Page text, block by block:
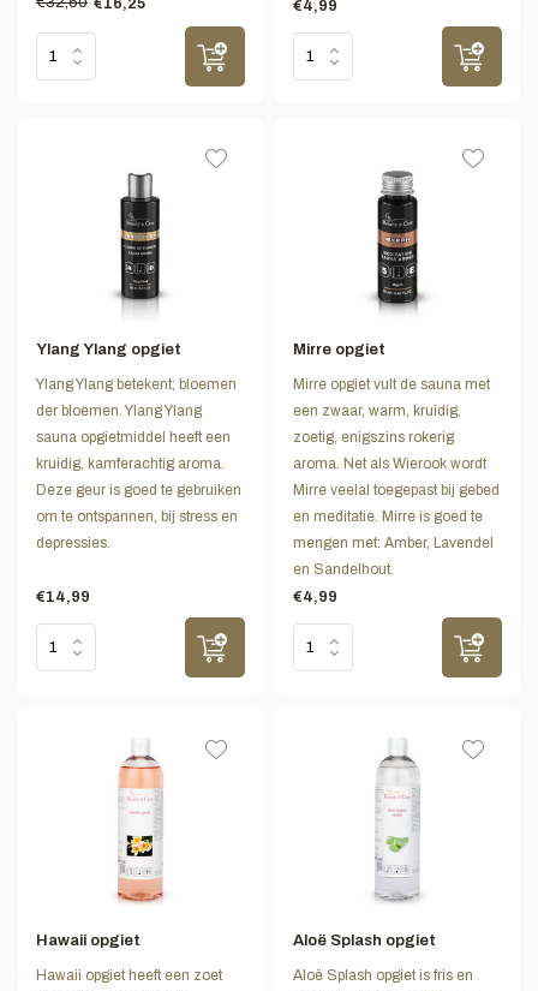
€16,25 €4,99
Ylang Ylang opgiet
Ylang Ylang betekent; bloemen
der bloemen. Ylang Ylang
sauna opgietmiddel heeft een
kruidig, kamferachtig aroma.
Deze geur is goed te gebruiken
om te ontspannen, bij stress en
depressies.
€14,99
Mirre opgiet
Mirre opgiet vult de sauna met
een zwaar, warm, kruidig,
zoetig, enigszins rokerig
aroma. Net als Wierook wordt
Mirre veelal toegepast bij gebed
en meditatie. Mirre is goed te
mengen met: Amber, Lavendel
en Sandelhout.
€4,99
Hawaii opgiet
Hawaii opgiet heeft een zoet
Aloë Splash opgiet
Aloë Splash opgiet is fris en